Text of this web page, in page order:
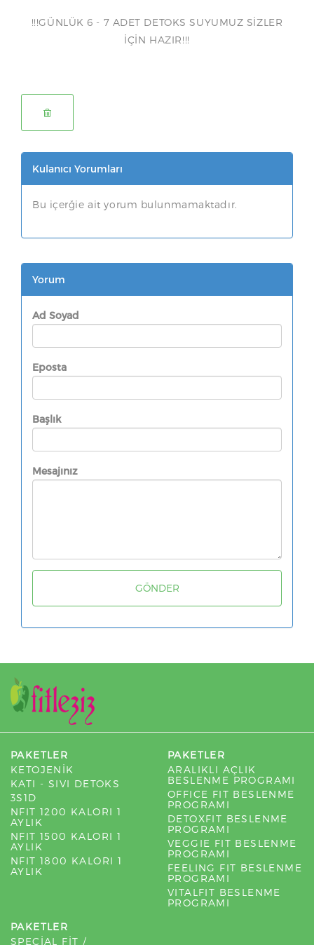
!!!GÜNLÜK 6 - 7 ADET DETOKS SUYUMUZ SİZLER
İÇİN HAZIR!!!
Kulanıcı Yorumları
Bu içerğie ait yorum bulunmamaktadır.
Yorum
Ad Soyad
Eposta
Başlık
Mesajınız
PAKETLER
KETOJENİK
KATI - SIVI DETOKS
3S1D
NFIT 1200 KALORI 1
AYLIK
NFIT 1500 KALORI 1
AYLIK
NFIT 1800 KALORI 1
AYLIK
PAKETLER
ARALIKLI AÇLIK
BESLENME PROGRAMI
OFFICE FIT BESLENME
PROGRAMI
DETOXFIT BESLENME
PROGRAMI
VEGGIE FIT BESLENME
PROGRAMI
FEELING FIT BESLENME
PROGRAMI
VITALFIT BESLENME
PROGRAMI
PAKETLER
SPECİAL FİT /